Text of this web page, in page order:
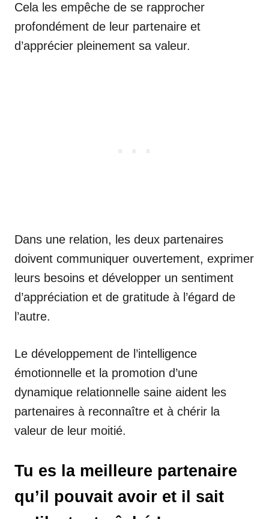
Cela les empêche de se rapprocher
profondément de leur partenaire et
d’apprécier pleinement sa valeur.
Dans une relation, les deux partenaires
doivent communiquer ouvertement, exprimer
leurs besoins et développer un sentiment
d’appréciation et de gratitude à l’égard de
l’autre.
Le développement de l’intelligence
émotionnelle et la promotion d’une
dynamique relationnelle saine aident les
partenaires à reconnaître et à chérir la
valeur de leur moitié.
Tu es la meilleure partenaire
qu’il pouvait avoir et il sait